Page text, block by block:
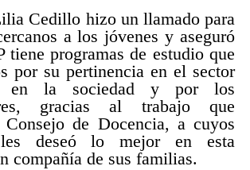
Cedillo hizo un llamado para
a los jóvenes y aseguró
tiene programas de estudio que
por su pertinencia en el sector
en la sociedad y por los
gracias al trabajo que
de Docencia, a cuyos
les deseó lo mejor en esta
compañía de sus familias.